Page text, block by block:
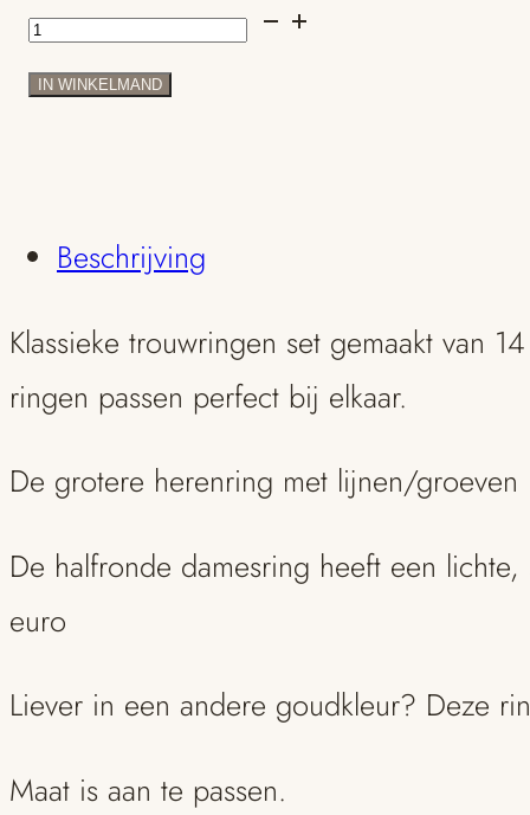
Klassieke
trouwringen
geelgoud
diamantjes
aantal
IN WINKELMAND
Beschrijving
Klassieke trouwringen set gemaakt van
ringen passen perfect bij elkaar.
De grotere herenring met lijnen/
De halfronde damesring heeft een
euro
Liever in een andere goudkleur? Deze
Maat is aan te passen.